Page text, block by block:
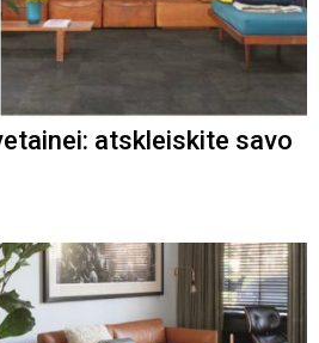
atskleiskite savo